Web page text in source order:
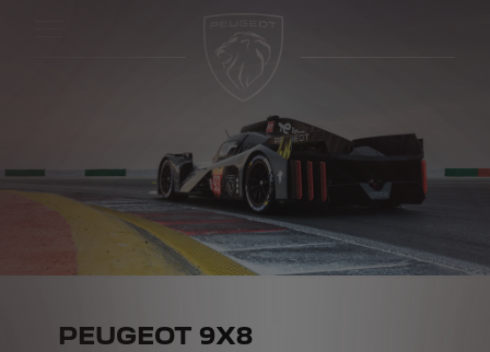
PEUGEOT 9X8